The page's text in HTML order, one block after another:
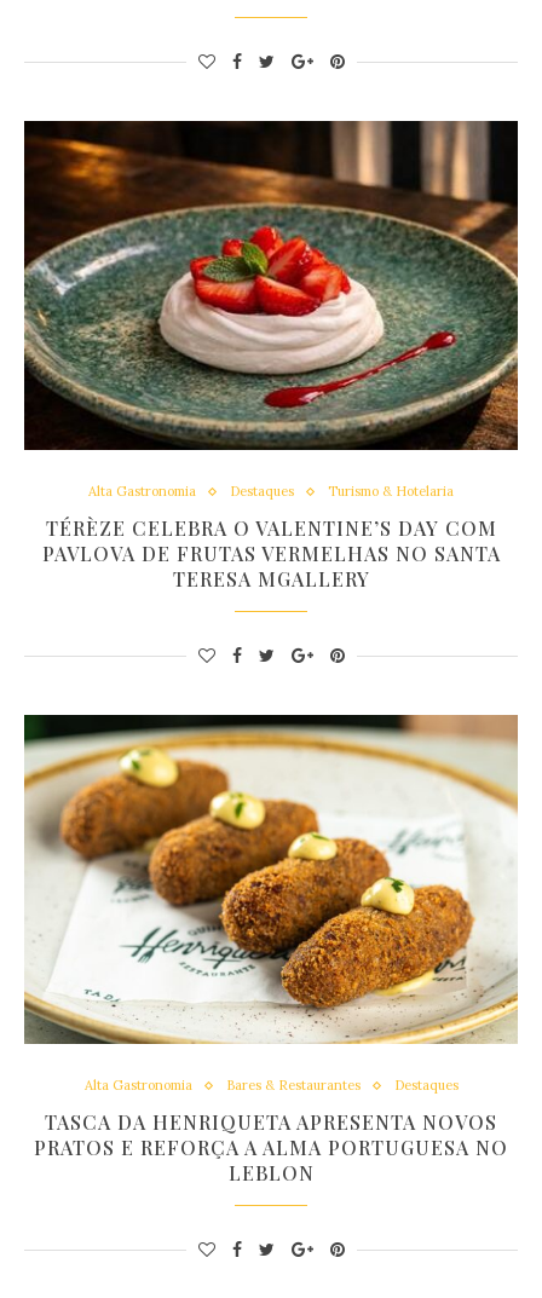
Alta Gastronomia Destaques Turismo & Hotelaria
TÉRÈZE CELEBRA O VALENTINE’S DAY COM
PAVLOVA DE FRUTAS VERMELHAS NO SANTA
TERESA MGALLERY
Alta Gastronomia Bares & Restaurantes Destaques
TASCA DA HENRIQUETA APRESENTA NOVOS
PRATOS E REFORÇA A ALMA PORTUGUESA NO
LEBLON